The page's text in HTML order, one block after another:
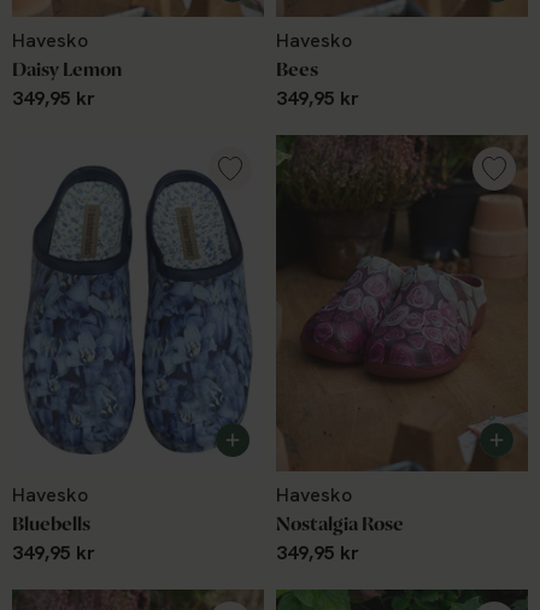
Havesko
Daisy Lemon
349,95 kr
Havesko
Bees
349,95 kr
Havesko
Bluebells
349,95 kr
Havesko
Nostalgia Rose
349,95 kr